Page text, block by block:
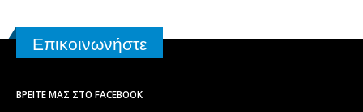
Επικοινωνήστε
ΒΡΕΊΤΕ ΜΑΣ ΣΤΟ FACEBOOK